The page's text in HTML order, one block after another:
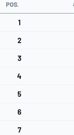
POS.
1
2
3
4
5
6
7